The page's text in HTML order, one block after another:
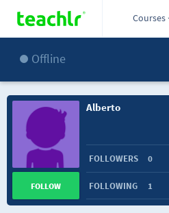
Courses
Offline
Alberto
FOLLOWERS 0
FOLLOWING 1
FOLLOW